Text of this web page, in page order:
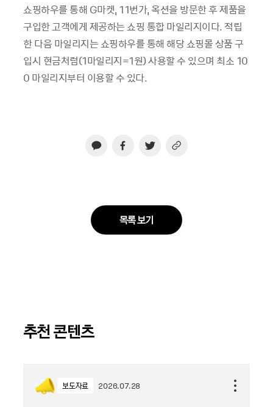
쇼핑하우를 통해 G마켓, 11번가, 옥션을 방문한 후 제품을
구입한 고객에게 제공하는 쇼핑 통합 마일리지이다. 적립
한 다음 마일리지는 쇼핑하우를 통해 해당 쇼핑몰 상품 구
입시 현금처럼(1마일리지=1원) 사용할 수 있으며 최소 10
0 마일리지부터 이용할 수 있다.
목록 보기
추천 콘텐츠
보도자료 2026.07.28